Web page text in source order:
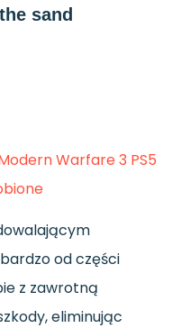
sand
Warfare 3 PS5
od części
z zawrotną
eliminując